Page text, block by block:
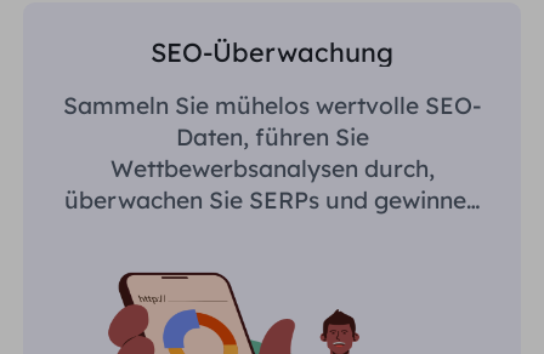
SEO-Überwachung
Sammeln Sie mühelos wertvolle SEO-
Daten, führen Sie
Wettbewerbsanalysen durch,
überwachen Sie SERPs und gewinnen